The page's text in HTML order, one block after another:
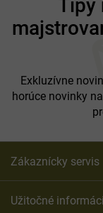
Tipy
Exkluzívne
horúce novinky
Zákaznícky servis
Užitočné